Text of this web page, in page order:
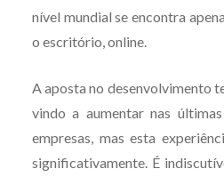
nível mundial se encontra
o escritório, online.
A aposta no desenvolvimento
vindo a aumentar nas
empresas, mas esta
significativamente. É